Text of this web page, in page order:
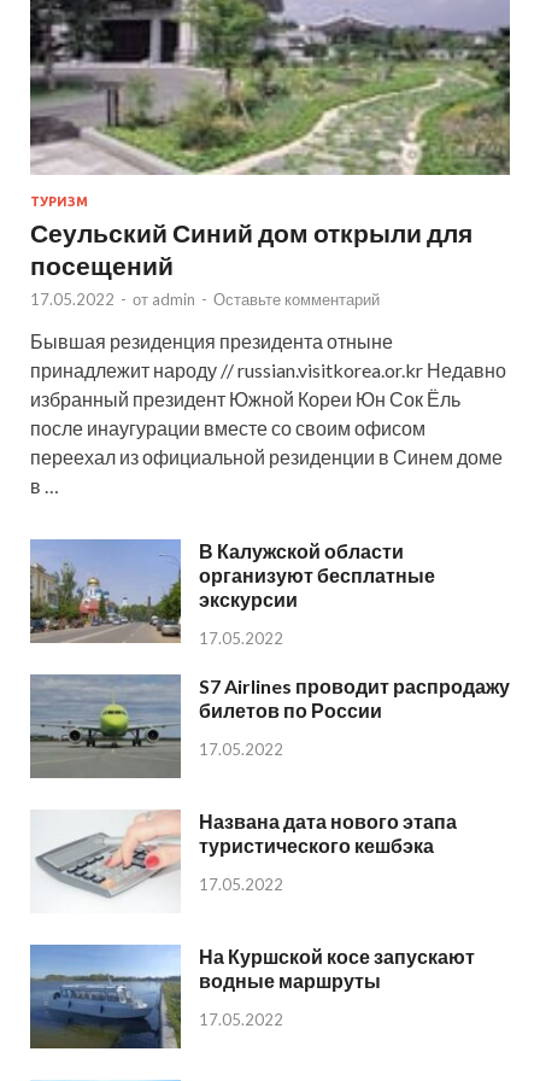
ТУРИЗМ
Сеульский Синий дом открыли для
посещений
17.05.2022 - от admin - Оставьте комментарий
Бывшая резиденция президента отныне
принадлежит народу // russian.visitkorea.or.kr Недавно
избранный президент Южной Кореи Юн Сок Ёль
после инаугурации вместе со своим офисом
переехал из официальной резиденции в Синем доме
в …
В Калужской области
организуют бесплатные
экскурсии
17.05.2022
S7 Airlines проводит распродажу
билетов по России
17.05.2022
Названа дата нового этапа
туристического кешбэка
17.05.2022
На Куршской косе запускают
водные маршруты
17.05.2022